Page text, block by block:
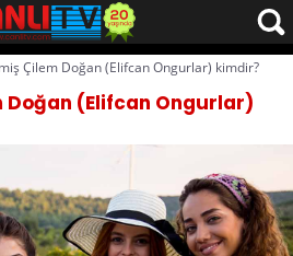
Çilem Doğan (Elifcan Ongurlar) kimdir?
Doğan (Elifcan Ongurlar)